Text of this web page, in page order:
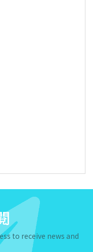
to receive news and